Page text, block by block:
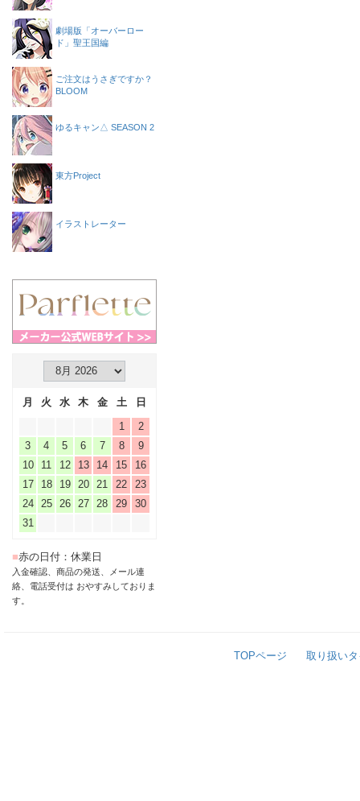
劇場版「オーバーロー
ド」聖王国編
ご注文はうさぎですか？
BLOOM
ゆるキャン△ SEASON 2
東方Project
イラストレーター
月 火 水 木 金 土
日
1
2
3
4 5 6 7 8
9
10
11 12 13 14 15
16
17
18 19 20 21 22
23
24
25 26 27 28 29
30
31
■赤の日付：休業日
入金確認、商品の発送、メール連
絡、電話受付は おやすみしておりま
す。
TOPページ 取り扱い